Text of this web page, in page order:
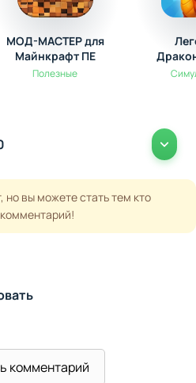
МОД-МАСТЕР для
Майнкрафт ПЕ
Полезные
но вы можете стать тем кто
комментарий